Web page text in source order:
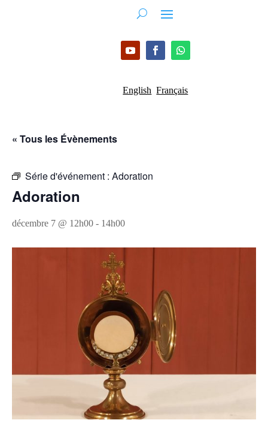
English Français
« Tous les Évènements
Série d'événement : Adoration
Adoration
décembre 7 @ 12h00 - 14h00